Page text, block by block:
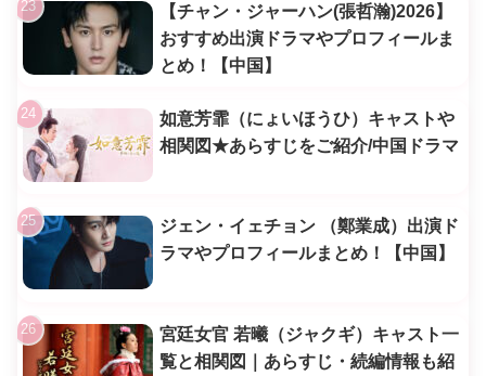
【チャン・ジャーハン(張哲瀚)2026】
おすすめ出演ドラマやプロフィールま
とめ！【中国】
如意芳霏（にょいほうひ）キャストや
相関図★あらすじをご紹介/中国ドラマ
ジェン・イェチョン （鄭業成）出演ド
ラマやプロフィールまとめ！【中国】
宮廷女官 若曦（ジャクギ）キャスト一
覧と相関図｜あらすじ・続編情報も紹